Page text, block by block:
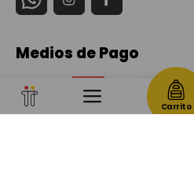
Carrito
Medios de Pago